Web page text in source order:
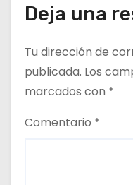
Deja una
Tu dirección de
publicada. Los
marcados con *
Comentario *